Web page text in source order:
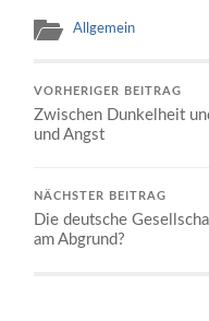
Allgemein
VORHERIGER BEITRAG
Zwischen Dunkelheit
und Angst
NÄCHSTER BEITRAG
Die deutsche
am Abgrund?